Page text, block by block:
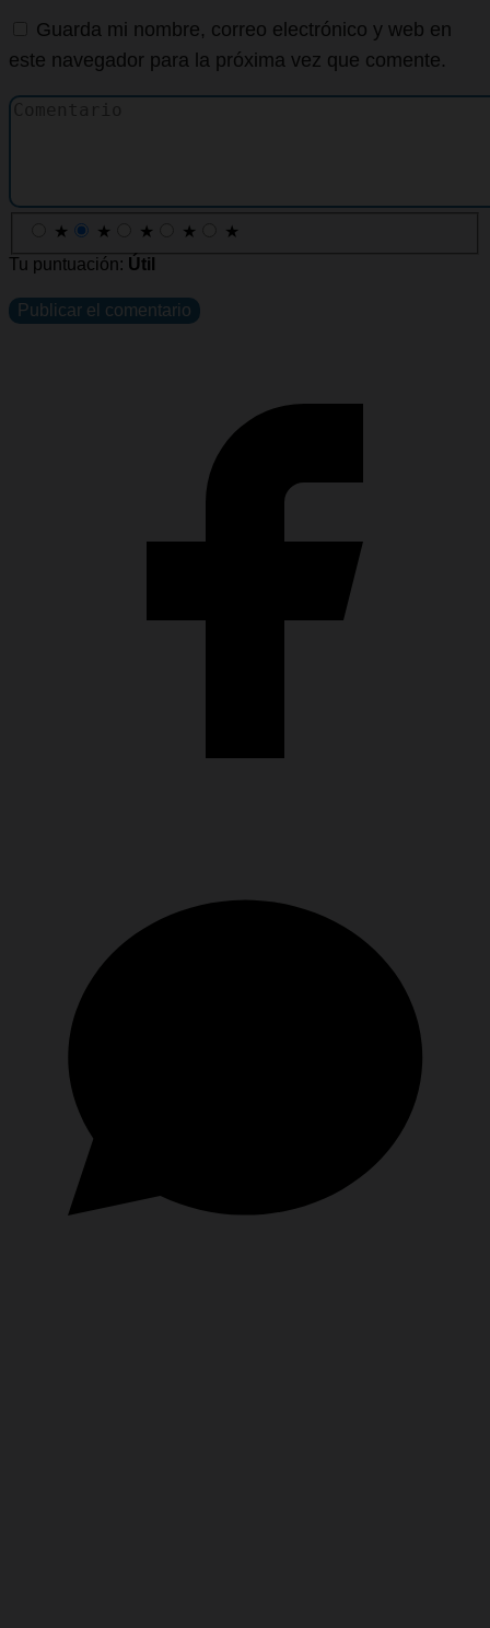
Guarda mi nombre, correo electrónico y web en
este navegador para la próxima vez que comente.
★ ★ ★ ★
★
Tu puntuación: Útil